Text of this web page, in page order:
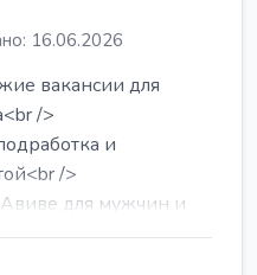
16.06.2026
вакансии для
/>
и
/>
для мужчин и